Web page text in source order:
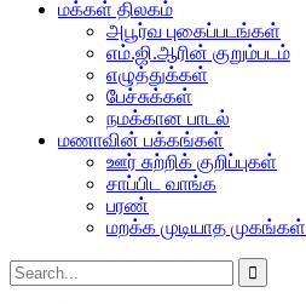
மக்கள் திலகம்
அபூர்வ புகைப்படங்கள்
எம்.ஜி.ஆரின் குறும்படம்
எழுத்துக்கள்
பேச்சுக்கள்
நமக்கான பாடல்
மணாவின் பக்கங்கள்
ஊர் சுற்றிக் குறிப்புகள்
சாப்பிட வாங்க
பரண்
மறக்க முடியாத முகங்கள்